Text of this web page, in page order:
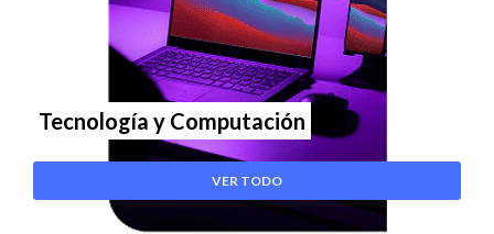
Tecnología y Computación
VER TODO